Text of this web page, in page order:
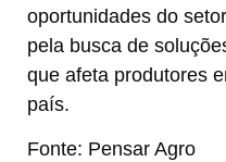
oportunidades do
pela busca de
que afeta produtores
país.
Fonte: Pensar Agro